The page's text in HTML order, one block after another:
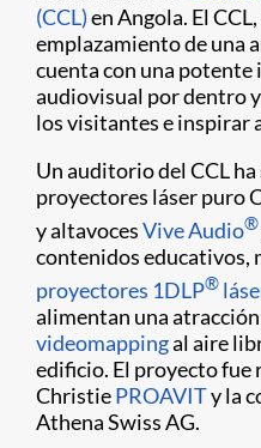
(CCL)en Angola. El
emplazamiento de una
cuenta con una
audiovisual por dentro
los visitantes e inspirar
Un auditorio del CCL
proyectores láser puro
y altavocesVive Audio®
contenidos educativos,
proyectores 1DLP®
alimentan una
videomappingal aire
edificio. El proyecto fue
ChristiePROAVITy la
Athena Swiss AG.